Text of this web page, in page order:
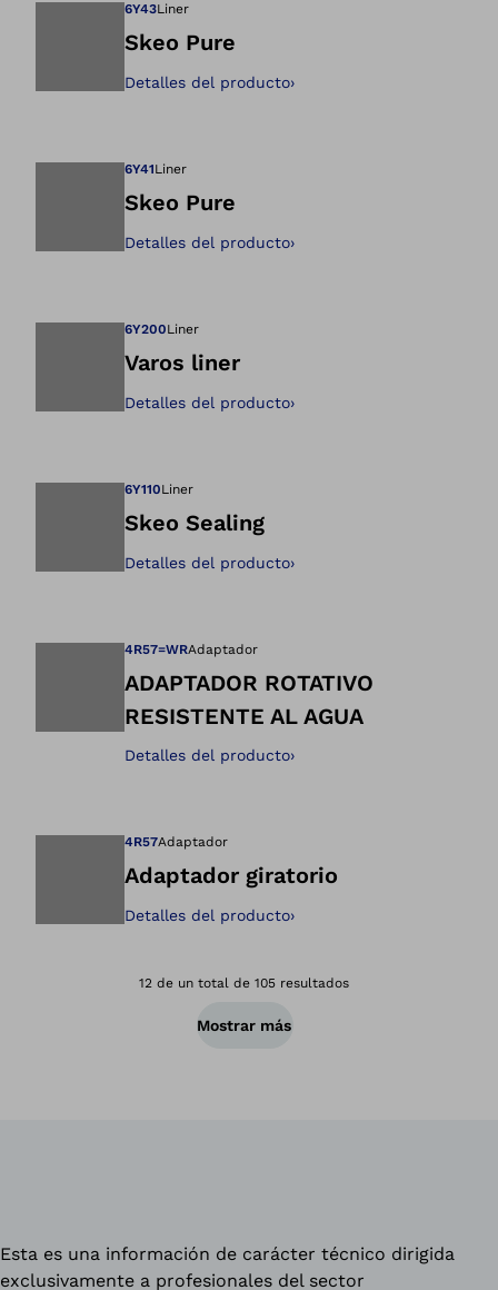
6Y43Liner
Skeo Pure
Detalles del producto›
6Y41Liner
Skeo Pure
Detalles del producto›
6Y200Liner
Varos liner
Detalles del producto›
6Y110Liner
Skeo Sealing
Detalles del producto›
Abre la imagen
4R57=WRAdaptador
ADAPTADOR ROTATIVO
RESISTENTE AL AGUA
Detalles del producto›
4R57Adaptador
Adaptador giratorio
Detalles del producto›
12 de un total de 105 resultados
Mostrar más
Esta es una información de carácter técnico dirigida
exclusivamente a profesionales del sector